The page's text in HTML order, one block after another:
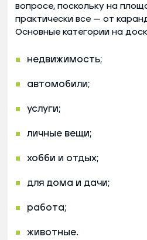
вопросе, поскольку на
практически все — от
Основные категории на
недвижимость;
автомобили;
услуги;
личные вещи;
хобби и отдых;
для дома и дачи;
работа;
животные.